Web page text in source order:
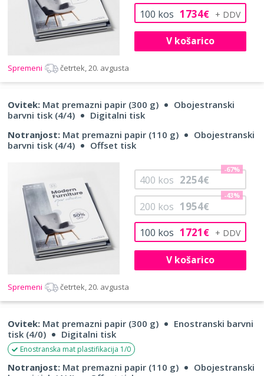
100 kos 1734€
V košarico
Spremeni četrtek, 20. avgusta
Ovitek: Mat premazni papir (300 g)
Obojestranski
barvni tisk (4/4)
Digitalni tisk
Notranjost: Mat premazni papir (110 g)
Obojestranski
barvni tisk (4/4)
Offset tisk
100 kos 1721€
200 kos 1954€
-43%
400 kos 2254€
-67%
V košarico
Spremeni četrtek, 20. avgusta
Ovitek: Mat premazni papir (300 g)
Enostranski barvni
tisk (4/0)
Digitalni tisk
Enostranska mat plastifikacija 1/0
Notranjost: Mat premazni papir (110 g)
Obojestranski